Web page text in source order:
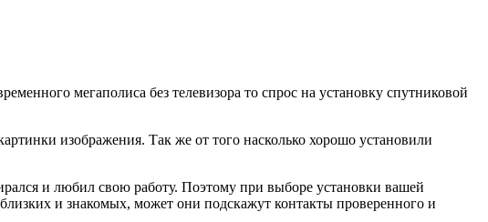
мегаполиса без телевизора то спрос на установку спутниковой
изображения. Так же от того насколько хорошо установили
и любил свою работу. Поэтому при выборе установки вашей
и знакомых, может они подскажут контакты проверенного и